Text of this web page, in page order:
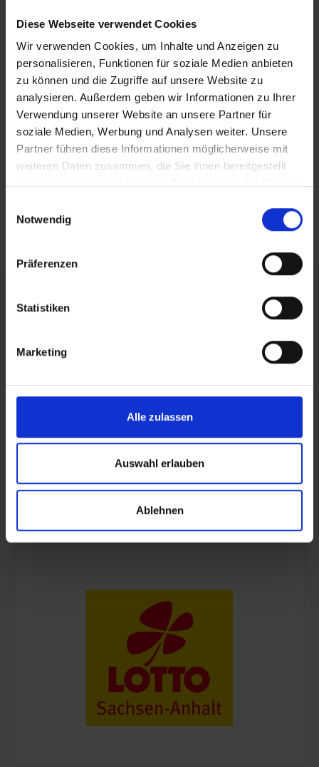
Diese Webseite verwendet Cookies
Wir verwenden Cookies, um Inhalte und Anzeigen zu
personalisieren, Funktionen für soziale Medien anbieten
zu können und die Zugriffe auf unsere Website zu
analysieren. Außerdem geben wir Informationen zu Ihrer
Verwendung unserer Website an unsere Partner für
soziale Medien, Werbung und Analysen weiter. Unsere
Partner führen diese Informationen möglicherweise mit
weiteren Daten zusammen, die Sie ihnen bereitgestellt
Notwendig
Präferenzen
Statistiken
Marketing
Alle zulassen
Auswahl erlauben
Ablehnen
BEITRAG DRUCKEN
BEITRAG TEILEN
teilen
posten
mail
RSS FEED